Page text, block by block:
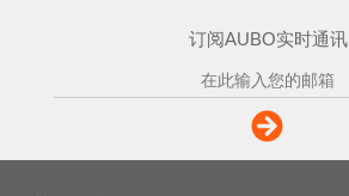
订阅AUBO实时通讯